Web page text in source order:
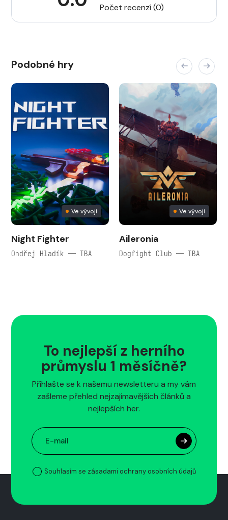
Počet recenzí (0)
Podobné hry
Ve vývoji
Night Fighter
Ondřej Hladík — TBA
Ve vývoji
Aileronia
Dogfight Club — TBA
To nejlepší z herního
průmyslu 1 měsíčně?
Přihlašte se k našemu newsletteru a my vám
zašleme přehled nejzajímavějších článků a
nejlepších her.
Souhlasím se zásadami ochrany osobních údajů